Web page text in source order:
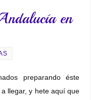
en
preparando éste
llegar, y hete aquí que